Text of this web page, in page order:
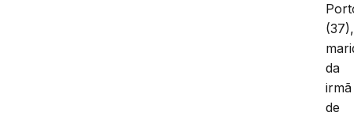
(37),
da
irmã
de